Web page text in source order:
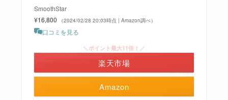
SmoothStar
¥16,800
（2024/02/28 20:03時点 | Amazon調べ）
口コミを見る
Amazon
＼ポイント最大11倍！／
楽天市場